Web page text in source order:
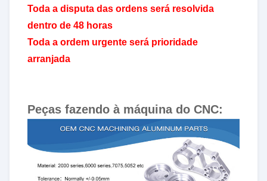
Toda a disputa das ordens será resolvida
dentro de 48 horas
Toda a ordem urgente será prioridade
arranjada
Peças fazendo à máquina do CNC: